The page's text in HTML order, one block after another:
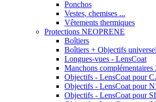
Ponchos
Vestes, chemises ...
Vêtements thermiques
Protections NEOPRENE
Boîtiers
Boîtiers + Objectifs
Longues-vues - LensCoat
Manchons
Objectifs - LensCoat pour
Objectifs - LensCoat pour
Objectifs - LensCoat pour